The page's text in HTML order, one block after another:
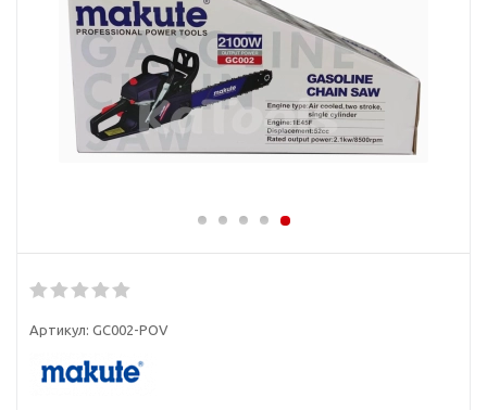
Артикул: GC002-POV